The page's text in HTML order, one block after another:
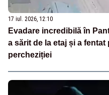
17 iul. 2026, 12:10
Evadare incredibilă în
a sărit de la etaj și a
percheziției